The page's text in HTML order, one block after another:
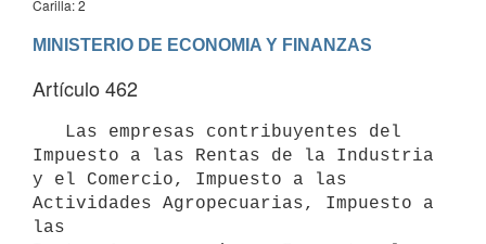
Carilla: 2
MINISTERIO DE ECONOMIA Y FINANZAS
Artículo 462
Impuesto a las Rentas de la Industria
y el Comercio, Impuesto a las
Actividades Agropecuarias, Impuesto a
las